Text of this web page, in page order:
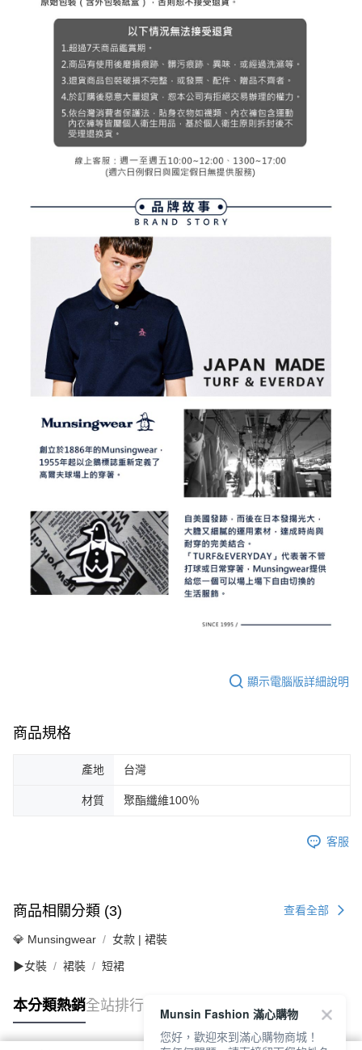
顯示電腦版詳細說明
商品規格
產地 台灣
材質 聚酯纖維100％
客服
商品相關分類 (3) 查看全部
💎 Munsingwear 女款 | 裙裝
▶女裝 裙裝 短裙
本分類熱銷全站排行
Munsin Fashion 滿心購物
您好，歡迎來到滿心購物商城！